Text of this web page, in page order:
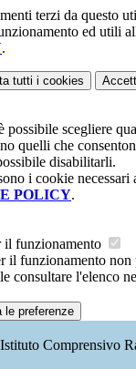
terzi da questo
ed utili
.
tutti i cookies
possibile scegliere
quelli che
disabilitarli.
i cookie
POLICY.
il funzionamento
il funzionamento non
consultare l'elenco
le preferenze
Istituto Comprensivo